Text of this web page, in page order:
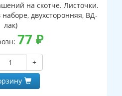
на скотче. Листочки.
двухсторонняя, ВД-
лак)
77 ₽
+